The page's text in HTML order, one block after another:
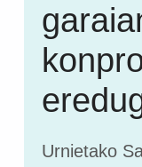
Urnietako